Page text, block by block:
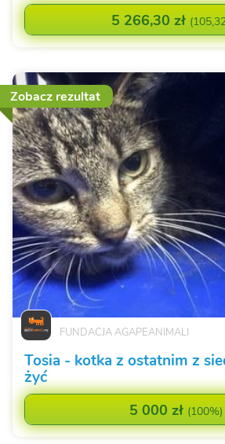
5 266,30 zł (
Zobacz rezultat
FUNDACJA AGAPEANIMALI
Tosia - kotka z ostatnim z
żyć
5 000 zł (100%)